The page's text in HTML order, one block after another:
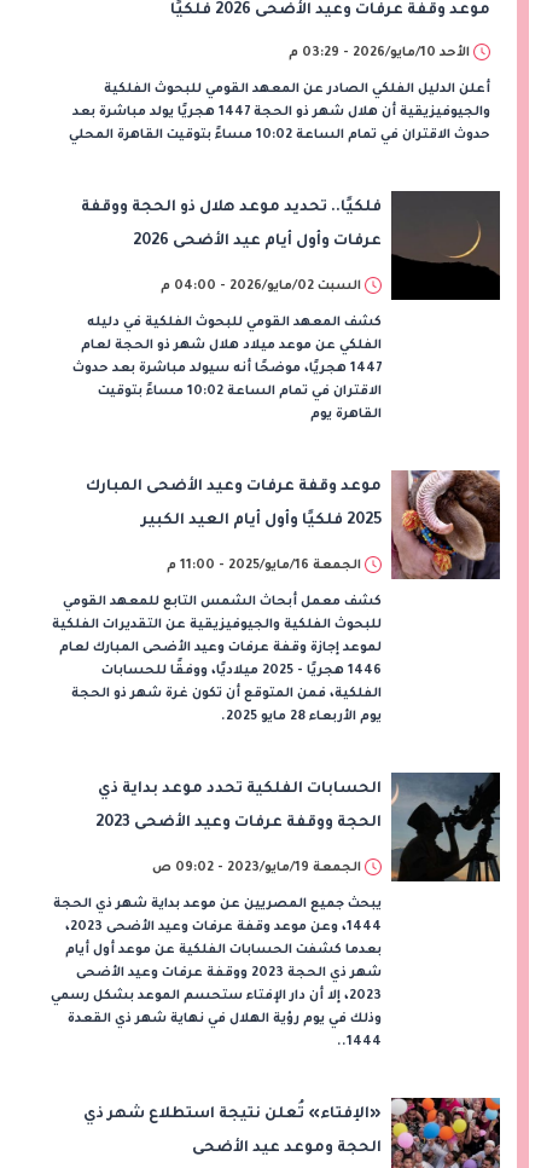
موعد وقفة عرفات وعيد الأضحى 2026 فلكيًا
الأحد 10/مايو/2026 - 03:29 م
أعلن الدليل الفلكي الصادر عن المعهد القومي للبحوث الفلكية
والجيوفيزيقية أن هلال شهر ذو الحجة 1447 هجريًا يولد مباشرة بعد
حدوث الاقتران في تمام الساعة 10:02 مساءً بتوقيت القاهرة المحلي
فلكيًا.. تحديد موعد هلال ذو الحجة ووقفة
عرفات وأول أيام عيد الأضحى 2026
السبت 02/مايو/2026 - 04:00 م
كشف المعهد القومي للبحوث الفلكية في دليله
الفلكي عن موعد ميلاد هلال شهر ذو الحجة لعام
1447 هجريًا، موضحًا أنه سيولد مباشرة بعد حدوث
الاقتران في تمام الساعة 10:02 مساءً بتوقيت
القاهرة يوم
موعد وقفة عرفات وعيد الأضحى المبارك
2025 فلكيًا وأول أيام العيد الكبير
الجمعة 16/مايو/2025 - 11:00 م
كشف معمل أبحاث الشمس التابع للمعهد القومي
للبحوث الفلكية والجيوفيزيقية عن التقديرات الفلكية
لموعد إجازة وقفة عرفات وعيد الأضحى المبارك لعام
1446 هجريًا - 2025 ميلاديًا، ووفقًا للحسابات
الفلكية، فمن المتوقع أن تكون غرة شهر ذو الحجة
يوم الأربعاء 28 مايو 2025.
الحسابات الفلكية تحدد موعد بداية ذي
الحجة ووقفة عرفات وعيد الأضحى 2023
الجمعة 19/مايو/2023 - 09:02 ص
يبحث جميع المصريين عن موعد بداية شهر ذي الحجة
1444، وعن موعد وقفة عرفات وعيد الأضحى 2023،
بعدما كشفت الحسابات الفلكية عن موعد أول أيام
شهر ذي الحجة 2023 ووقفة عرفات وعيد الأضحى
2023، إلا أن دار الإفتاء ستحسم الموعد بشكل رسمي
وذلك في يوم رؤية الهلال في نهاية شهر ذي القعدة
1444..
«الإفتاء» تُعلن نتيجة استطلاع شهر ذي
الحجة وموعد عيد الأضحى